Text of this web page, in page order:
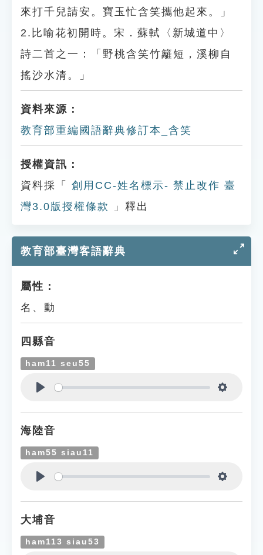
來打千兒請安。寶玉忙含笑攜他起來。」
2.比喻花初開時。宋．蘇軾〈新城道中〉
詩二首之一：「野桃含笑竹籬短，溪柳自
搖沙水清。」
資料來源：
教育部重編國語辭典修訂本_含笑
授權資訊：
資料採「
創用CC-姓名標示- 禁止改作 臺
灣3.0版授權條款
」釋出
教育部臺灣客語辭典
屬性：
名、動
四縣音
ham11 seu55
海陸音
ham55 siau11
大埔音
ham113 siau53